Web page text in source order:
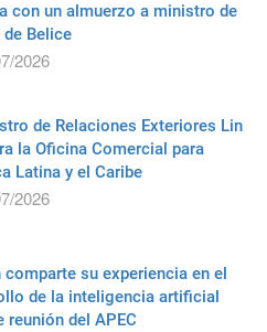
con un almuerzo a ministro de
de Belice
2026
de Relaciones Exteriores Lin
la Oficina Comercial para
Latina y el Caribe
2026
comparte su experiencia en el
de la inteligencia artificial
reunión del APEC